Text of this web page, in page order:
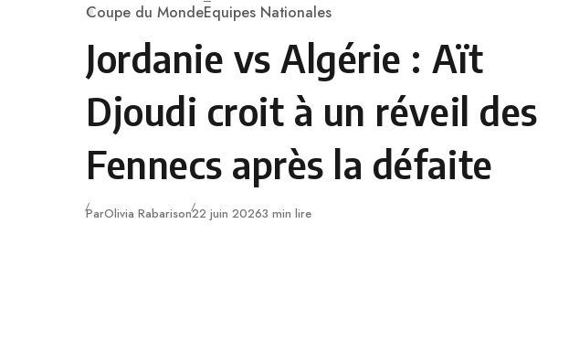
Category
Coupe du MondeEquipes Nationales
Jordanie vs Algérie : Aït
Djoudi croit à un réveil des
Fennecs après la défaite
ParOlivia RabarisonPublié
22 juin 20263 min lire